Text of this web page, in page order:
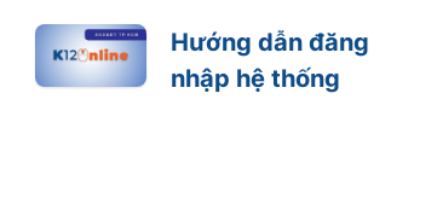
thông minh, máy
tính bảng
Hướng dẫn đăng
nhập hệ thống